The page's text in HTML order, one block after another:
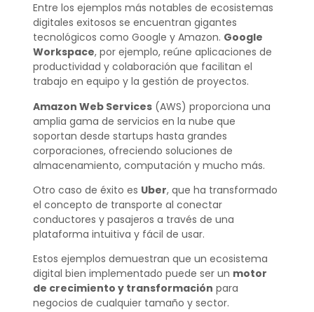
Entre los ejemplos más notables de ecosistemas
digitales exitosos se encuentran gigantes
tecnológicos como Google y Amazon. Google
Workspace, por ejemplo, reúne aplicaciones de
productividad y colaboración que facilitan el
trabajo en equipo y la gestión de proyectos.
Amazon Web Services(AWS) proporciona una
amplia gama de servicios en la nube que
soportan desde startups hasta grandes
corporaciones, ofreciendo soluciones de
almacenamiento, computación y mucho más.
Otro caso de éxito es Uber, que ha transformado
el concepto de transporte al conectar
conductores y pasajeros a través de una
plataforma intuitiva y fácil de usar.
Estos ejemplos demuestran que un ecosistema
digital bien implementado puede ser un motor
de crecimiento y transformación para
negocios de cualquier tamaño y sector.